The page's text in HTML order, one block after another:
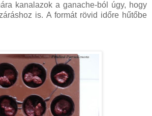
kanalazok a ganache-ból úgy, hogy
is. A formát rövid időre hűtőbe